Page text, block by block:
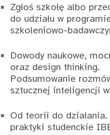
Zgłoś szkołę albo
do udziału w
szkoleniowo-
Dowody naukowe,
oraz design thinking.
Podsumowanie
sztucznej inteligencji
Od teorii do działania.
praktyki studenckie